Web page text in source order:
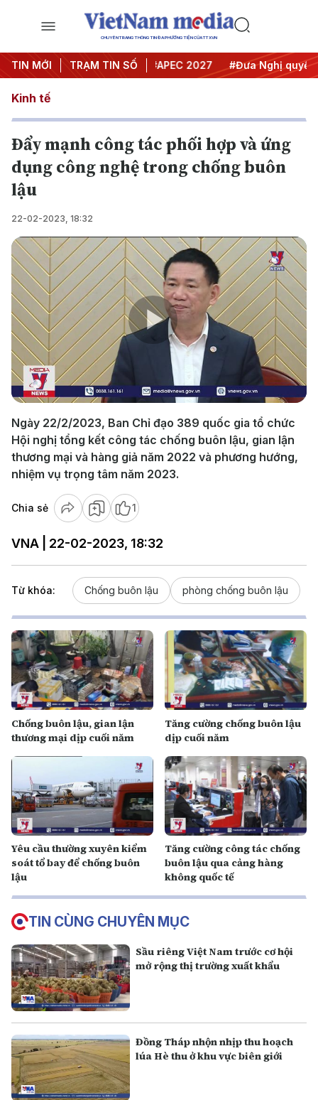
CHUYÊN TRANG THÔNG TIN ĐA PHƯƠNG TIỆN CỦA TTXVN
TIN MỚI TRẠM TIN SỐ
nghị Trung ương 3 #APEC 2027 #Đưa Nghị quyết
Kinh tế
Đẩy mạnh công tác phối hợp và ứng
dụng công nghệ trong chống buôn
lậu
22-02-2023, 18:32
Play
Video
Ngày 22/2/2023, Ban Chỉ đạo 389 quốc gia tổ chức
Hội nghị tổng kết công tác chống buôn lậu, gian lận
thương mại và hàng giả năm 2022 và phương hướng,
nhiệm vụ trọng tâm năm 2023.
Chia sẻ 1
VNA | 22-02-2023, 18:32
Từ khóa: Chống buôn lậu phòng chống buôn lậu
Chống buôn lậu, gian lận
thương mại dịp cuối năm
Tăng cường chống buôn lậu
dịp cuối năm
Yêu cầu thường xuyên kiểm
soát tổ bay để chống buôn
lậu
Tăng cường công tác chống
buôn lậu qua cảng hàng
không quốc tế
TIN CÙNG CHUYÊN MỤC
Sầu riêng Việt Nam trước cơ hội
mở rộng thị trường xuất khẩu
Đồng Tháp nhộn nhịp thu hoạch
lúa Hè thu ở khu vực biên giới